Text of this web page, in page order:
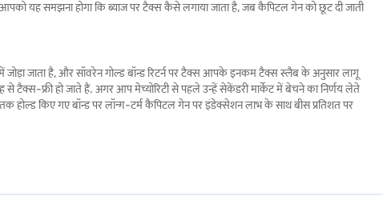
यह समझना होगा कि ब्याज पर टैक्स कैसे लगाया जाता है, जब कैपिटल गेन को छूट दी जाती
जाता है, और सॉवरेन गोल्ड बॉन्ड रिटर्न पर टैक्स आपके इनकम टैक्स स्लैब के अनुसार लागू
फ्री हो जाते हैं. अगर आप मेच्योरिटी से पहले उन्हें सेकेंडरी मार्केट में बेचने का निर्णय लेते
होल्ड किए गए बॉन्ड पर लॉन्ग-टर्म कैपिटल गेन पर इंडेक्सेशन लाभ के साथ बीस प्रतिशत पर